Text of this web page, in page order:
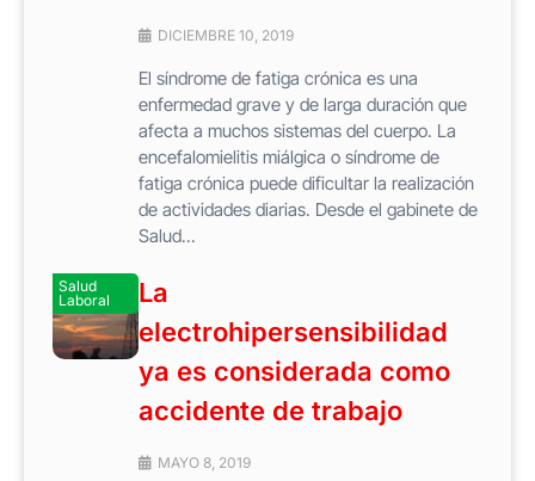
DICIEMBRE 10, 2019
El síndrome de fatiga crónica es una
enfermedad grave y de larga duración que
afecta a muchos sistemas del cuerpo. La
encefalomielitis miálgica o síndrome de
fatiga crónica puede dificultar la realización
de actividades diarias. Desde el gabinete de
Salud...
Salud
Laboral
La
electrohipersensibilidad
ya es considerada como
accidente de trabajo
MAYO 8, 2019